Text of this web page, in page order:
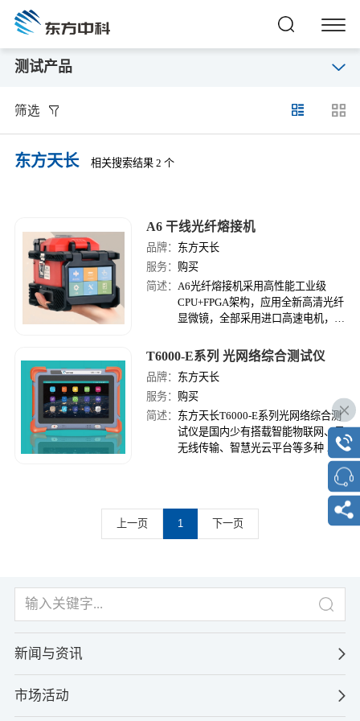
测试产品
筛选
东方天长 相关搜索结果 2 个
A6 干线光纤熔接机
品牌： 东方天长
服务： 购买
简述： A6光纤熔接机采用高性能工业级
CPU+FPGA架构，应用全新高清光纤
显微镜，全部采用进口高速电机，大
新的熔接体验。
T6000-E系列 光网络综合测试仪
品牌： 东方天长
服务： 购买
简述： 东方天长T6000-E系列光网络综合测
试仪是国内少有搭载智能物联网、云
无线传输、智慧光云平台等多种 功
能的智能化高精度测试仪表，采用8
寸电容全触摸屏,支持多点触控，集
成20大功能模块：OTDR、智能光 网
络测试iONM、多芯测量、稳定光源
等功能。
上一页 1 下一页
新闻与资讯
市场活动